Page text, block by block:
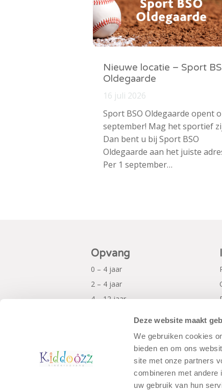
Deze website maakt
We gebruiken cookies
bieden en om ons
site met onze partners
combineren met
uw gebruik van hun
Nieuwe locatie – Sport
Oldegaarde
16 juli 2026
Sport BSO Oldegaarde opent
september! Mag het sportief
Dan bent u bij Sport BSO
Oldegaarde aan het juiste
Per 1 september…
Opvang
0 – 4 jaar
2 – 4 jaar
4 – 12 jaar